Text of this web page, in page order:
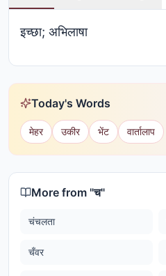
इच्छा; अभिलाषा
Today's Words
मेहर उकीर भेंट वार्तालाप
More from "च"
चंचलता
चँवर